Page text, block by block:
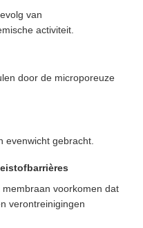
van
activiteit.
door de microporeuze
evenwicht gebracht.
voorkomen dat
verontreinigingen